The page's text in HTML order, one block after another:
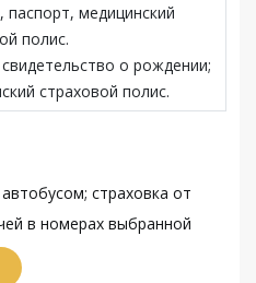
паспорт, медицинский
полис.
о рождении;
страховой полис.
страховка от
в номерах выбранной